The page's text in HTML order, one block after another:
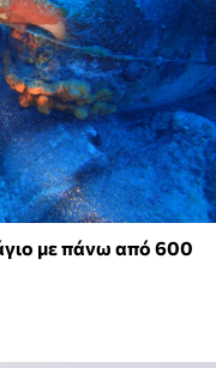
με πάνω από 600